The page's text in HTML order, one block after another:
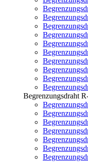
Begrenzungsdraht